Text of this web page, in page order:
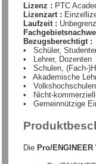
Lizenz : PTC
Lizenzart :
Laufzeit :
Bezugsberechtigt :
• Schüler,
• Lehrer, Dozenten
• Schulen, (Fach-
• Akademische
• Volkshochschulen
• Nicht-
• Gemeinnützige
Die Pro/